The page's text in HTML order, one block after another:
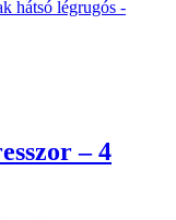
– 4